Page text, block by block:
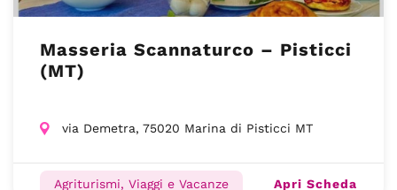
Masseria Scannaturco – Pisticci
(MT)
via Demetra, 75020 Marina di Pisticci MT
Agriturismi, Viaggi e Vacanze Apri Scheda